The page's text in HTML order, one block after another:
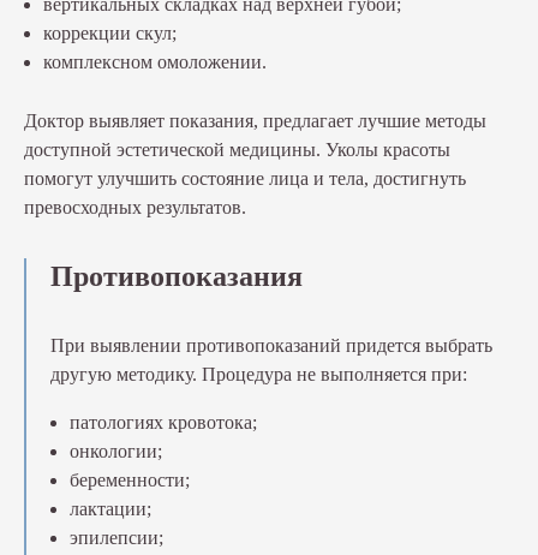
вертикальных складках над верхней губой;
коррекции скул;
комплексном омоложении.
Доктор выявляет показания, предлагает лучшие методы
доступной эстетической медицины. Уколы красоты
помогут улучшить состояние лица и тела, достигнуть
превосходных результатов.
Противопоказания
При выявлении противопоказаний придется выбрать
другую методику. Процедура не выполняется при:
патологиях кровотока;
онкологии;
беременности;
лактации;
эпилепсии;